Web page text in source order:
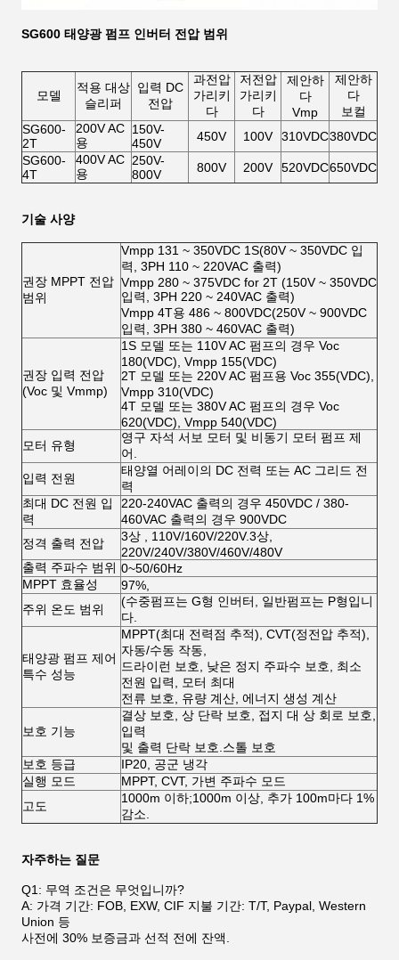
SG600 태양광 펌프 인버터 전압 범위
모델
적용 대상
슬리퍼
입력 DC
전압
과전압
가리키
다
저전압
가리키
다
제안하
다
Vmp
제안하
다
보컬
SG600-
2T
200V AC
용
150V-
450V
450V 100V 310VDC380VDC
SG600-
4T
400V AC
용
250V-
800V
800V 200V 520VDC650VDC
기술 사양
권장 MPPT 전압
범위
Vmpp 131 ~ 350VDC 1S(80V ~ 350VDC 입
력, 3PH 110 ~ 220VAC 출력)
Vmpp 280 ~ 375VDC for 2T (150V ~ 350VDC
입력, 3PH 220 ~ 240VAC 출력)
Vmpp 4T용 486 ~ 800VDC(250V ~ 900VDC
입력, 3PH 380 ~ 460VAC 출력)
권장 입력 전압
(Voc 및 Vmmp)
1S 모델 또는 110V AC 펌프의 경우 Voc
180(VDC), Vmpp 155(VDC)
2T 모델 또는 220V AC 펌프용 Voc 355(VDC),
Vmpp 310(VDC)
4T 모델 또는 380V AC 펌프의 경우 Voc
620(VDC), Vmpp 540(VDC)
모터 유형
영구 자석 서보 모터 및 비동기 모터 펌프 제
어.
입력 전원
태양열 어레이의 DC 전력 또는 AC 그리드 전
력
최대 DC 전원 입
력
220-240VAC 출력의 경우 450VDC / 380-
460VAC 출력의 경우 900VDC
정격 출력 전압
3상 , 110V/160V/220V.3상,
220V/240V/380V/460V/480V
출력 주파수 범위 0~50/60Hz
MPPT 효율성
97%,
주위 온도 범위
(수중펌프는 G형 인버터, 일반펌프는 P형입니
다.
태양광 펌프 제어
특수 성능
MPPT(최대 전력점 추적), CVT(정전압 추적),
자동/수동 작동,
드라이런 보호, 낮은 정지 주파수 보호, 최소
전원 입력, 모터 최대
전류 보호, 유량 계산, 에너지 생성 계산
보호 기능
결상 보호, 상 단락 보호, 접지 대 상 회로 보호,
입력
및 출력 단락 보호.스톨 보호
보호 등급
IP20, 공군 냉각
실행 모드
MPPT, CVT, 가변 주파수 모드
고도
1000m 이하;1000m 이상, 추가 100m마다 1%
감소.
자주하는 질문
Q1: 무역 조건은 무엇입니까?
A: 가격 기간: FOB, EXW, CIF 지불 기간: T/T, Paypal, Western
Union 등
사전에 30% 보증금과 선적 전에 잔액.